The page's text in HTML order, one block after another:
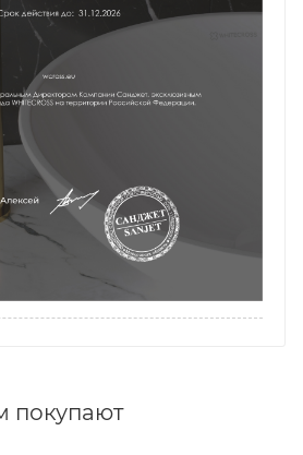
покупают